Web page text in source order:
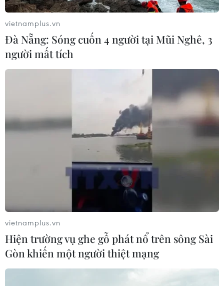
Thi Lịch sử tốt nghiệp
THPT: Tại sao chuyên
Chiến thuật "60 - 30"
môn Toán thi tốt nghiệp
THPT 2026: Cách sĩ tử
bứt phá lấy điểm tối đa
vietnamplus.vn
Đà Nẵng: Sóng cuốn 4 người tại Mũi Nghê, 3
người mất tích
vietnamplus.vn
Hiện trường vụ ghe gỗ phát nổ trên sông Sài
Gòn khiến một người thiệt mạng